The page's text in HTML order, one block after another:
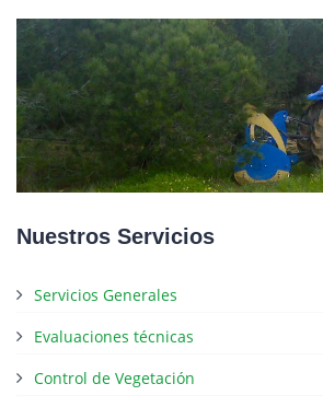
Nuestros Servicios
Servicios Generales
Evaluaciones técnicas
Control de Vegetación